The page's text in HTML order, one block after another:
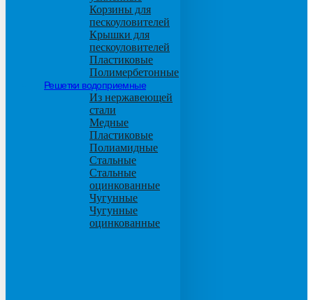
Корзины для
пескоуловителей
Крышки для
пескоуловителей
Пластиковые
Полимербетонные
Решетки водоприемные
Из нержавеющей
стали
Медные
Пластиковые
Полиамидные
Стальные
Стальные
оцинкованные
Чугунные
Чугунные
оцинкованные